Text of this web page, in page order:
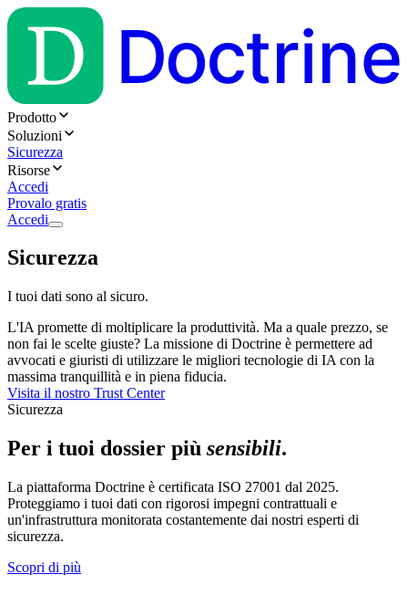
Prodotto
Soluzioni
Sicurezza
Risorse
Accedi
Provalo gratis
Accedi
Sicurezza
I tuoi dati sono al sicuro.
L'IA promette di moltiplicare la produttività. Ma a quale prezzo, se
non fai le scelte giuste? La missione di Doctrine è permettere ad
avvocati e giuristi di utilizzare le migliori tecnologie di IA con la
massima tranquillità e in piena fiducia.
Visita il nostro Trust Center
Sicurezza
Per i tuoi dossier più sensibili.
La piattaforma Doctrine è certificata ISO 27001 dal 2025.
Proteggiamo i tuoi dati con rigorosi impegni contrattuali e
un'infrastruttura monitorata costantemente dai nostri esperti di
sicurezza.
Scopri di più